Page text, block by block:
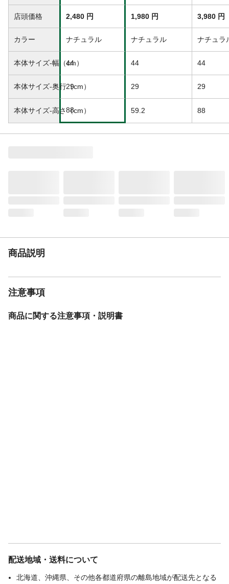
段数
3段
ホルムアルデヒド放
散区分
F☆☆相当
重量 7.6kg
店頭価格 2,480 円 1,980 円 3,980 円
カラー ナチュラル ナチュラル ナチュラ
本体サイズ-幅（cm）
44 44 44
本体サイズ-奥行（cm）
29 29 29
本体サイズ-高さ（cm）
88 59.2 88
商品説明
注意事項
商品に関する注意事項・説明書
配送地域・送料について
北海道、沖縄県、その他各都道府県の離島地域が配送先となる